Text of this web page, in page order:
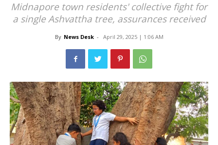
Midnapore town residents' collective fight for
a single Ashvattha tree, assurances received
By News Desk - April 29, 2025 | 1:06 AM